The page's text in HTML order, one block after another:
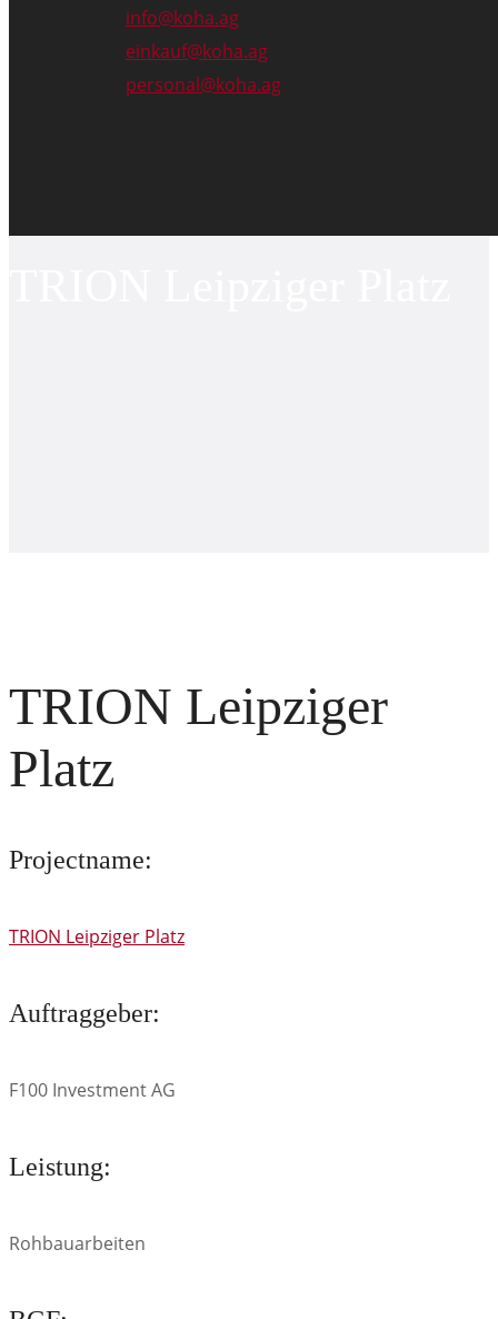
info@koha.ag
einkauf@koha.ag
personal@koha.ag
TRION Leipziger
Platz
Projectname:
TRION Leipziger Platz
Auftraggeber:
F100 Investment AG
Leistung:
Rohbauarbeiten